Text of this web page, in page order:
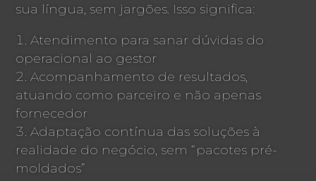
sua língua, sem jargões. Isso significa:
Atendimento para sanar dúvidas do
operacional ao gestor
Acompanhamento de resultados,
atuando como parceiro e não apenas
fornecedor
Adaptação contínua das soluções à
realidade do negócio, sem “pacotes pré-
moldados”